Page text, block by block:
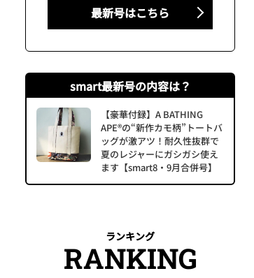
最新号はこちら
smart最新号の内容は？
【豪華付録】A BATHING
APE®の“新作カモ柄”トートバ
ッグが激アツ！耐久性抜群で
夏のレジャーにガシガシ使え
ます【smart8・9月合併号】
ランキング
RANKING